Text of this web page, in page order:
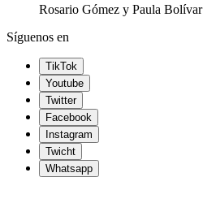
Rosario Gómez y Paula Bolívar
Síguenos en
TikTok
Youtube
Twitter
Facebook
Instagram
Twicht
Whatsapp